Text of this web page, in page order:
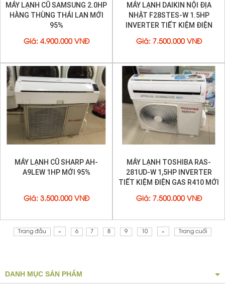
MÁY LẠNH CŨ SAMSUNG 2.0HP
HÀNG THÙNG THÁI LAN MỚI
95%
Giá: 4.900.000 VNĐ
MÁY LẠNH DAIKIN NỘI ĐỊA
NHẬT F28STES-W 1.5HP
INVERTER TIẾT KIỆM ĐIỆN
Giá: 7.500.000 VNĐ
MÁY LẠNH CŨ SHARP AH-
A9LEW 1HP MỚI 95%
Giá : 3.500.000 VNĐ
MÁY LẠNH TOSHIBA RAS-
281UD-W 1,5HP INVERTER
TIẾT KIỆM ĐIỆN GAS R410 MỚI
Giá : 7.500.000 VNĐ
Trang đầu « 6 7 8 9 10 » Trang cuối
DANH MỤC SẢN PHẨM